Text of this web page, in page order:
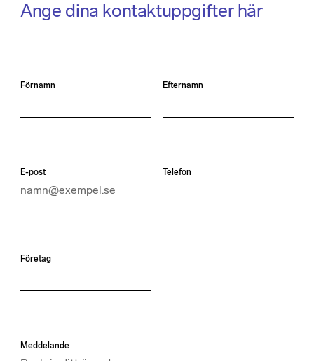
Ange dina kontaktuppgifter här
Förnamn Efternamn
E-post Telefon
Företag
Meddelande